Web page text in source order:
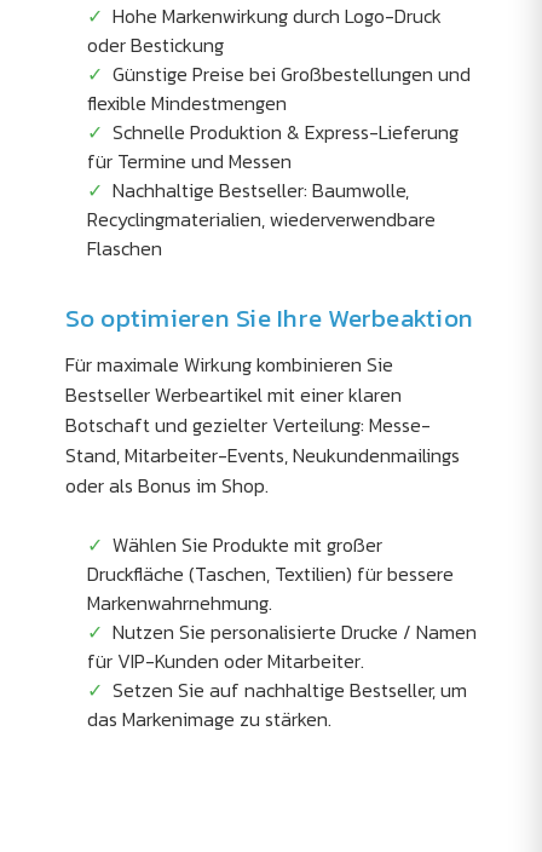
Hohe Markenwirkung durch Logo-Druck
oder Bestickung
Günstige Preise bei Großbestellungen und
flexible Mindestmengen
Schnelle Produktion & Express-Lieferung
für Termine und Messen
Nachhaltige Bestseller: Baumwolle,
Recyclingmaterialien, wiederverwendbare
Flaschen
So optimieren Sie Ihre Werbeaktion
Für maximale Wirkung kombinieren Sie
Bestseller Werbeartikel mit einer klaren
Botschaft und gezielter Verteilung: Messe-
Stand, Mitarbeiter-Events, Neukundenmailings
oder als Bonus im Shop.
Wählen Sie Produkte mit großer
Druckfläche (Taschen, Textilien) für bessere
Markenwahrnehmung.
Nutzen Sie personalisierte Drucke / Namen
für VIP-Kunden oder Mitarbeiter.
Setzen Sie auf nachhaltige Bestseller, um
das Markenimage zu stärken.